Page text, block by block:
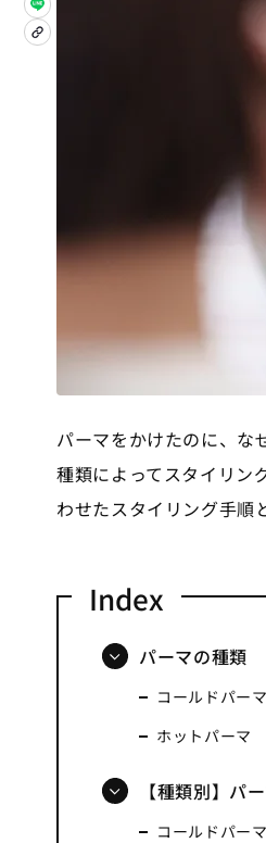
パーマをかけたのに、
種類によってスタイリン
わせたスタイリング手順
パーマの種類
コールドパーマ
ホットパーマ
【種類別】パ
コールドパー